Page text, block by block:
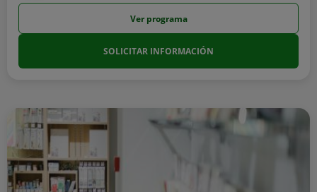
Ver programa
SOLICITAR INFORMACIÓN